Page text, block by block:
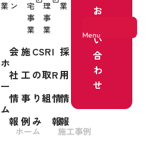
Menu
業 ン
宅
事
業
理
事
業
業
ホ
ー
ム
会
社
情
報
施
工
事
例
CSR
の取
り組
み
I
R
情
報
採
用
情
報
お
い
合
わ
せ
ホーム 施工事例